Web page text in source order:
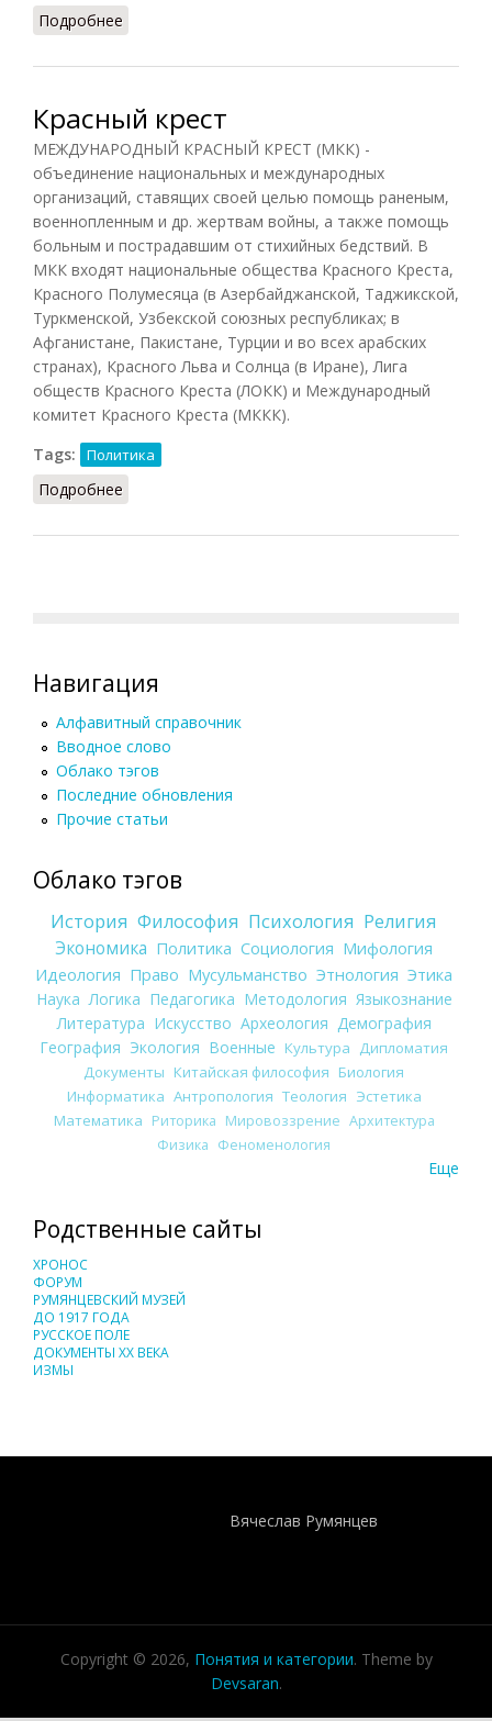
Подробнее
Красный крест
МЕЖДУНАРОДНЫЙ КРАСНЫЙ КРЕСТ (МКК) -
объединение национальных и международных
организаций, ставящих своей целью помощь раненым,
военнопленным и др. жертвам войны, а также помощь
больным и пострадавшим от стихийных бедствий. В
МКК входят национальные общества Красного Креста,
Красного Полумесяца (в Азербайджанской, Таджикской,
Туркменской, Узбекской союзных республиках; в
Афганистане, Пакистане, Турции и во всех арабских
странах), Красного Льва и Солнца (в Иране), Лига
обществ Красного Креста (ЛОКК) и Международный
комитет Красного Креста (МККК).
Tags:
Политика
Подробнее
Навигация
Алфавитный справочник
Вводное слово
Облако тэгов
Последние обновления
Прочие статьи
Облако тэгов
История Философия Психология Религия
Экономика Политика Социология Мифология
Идеология Право Мусульманство Этнология Этика
Наука Логика Педагогика Методология Языкознание
Литература Искусство Археология Демография
География Экология Военные Культура
Дипломатия
Документы Китайская философия Биология
Информатика Антропология Теология Эстетика
Математика Риторика Мировоззрение Архитектура
Физика Феноменология
Еще
Родственные сайты
ХРОНОС
ФОРУМ
РУМЯНЦЕВСКИЙ МУЗЕЙ
ДО 1917 ГОДА
РУССКОЕ ПОЛЕ
ДОКУМЕНТЫ XX ВЕКА
ИЗМЫ
Вячеслав Румянцев
Copyright © 2026, Понятия и категории. Theme by
Devsaran.